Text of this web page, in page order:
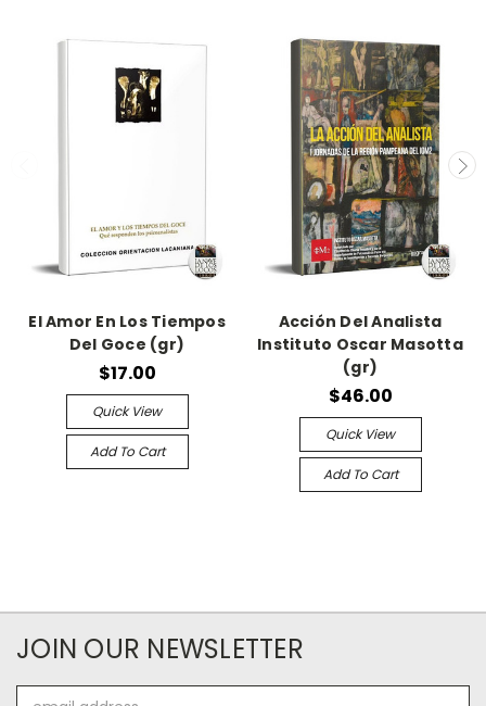
El Amor En Los Tiempos
Del Goce (gr)
$17.00
Quick View
Add To Cart
Acción Del Analista
Instituto Oscar Masotta
(gr)
$46.00
Quick View
Add To Cart
JOIN OUR NEWSLETTER